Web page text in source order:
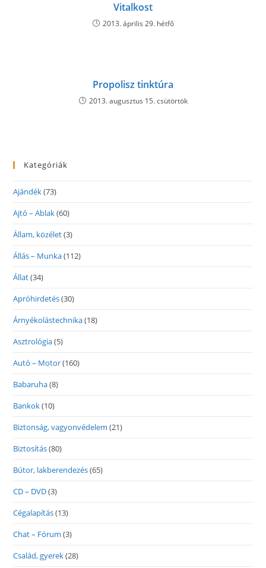
Vitalkost
2013. április 29. hétfő
Propolisz tinktúra
2013. augusztus 15. csütörtök
Kategóriák
Ajándék(73)
Ajtó – Ablak(60)
Állam, közélet(3)
Állás – Munka(112)
Állat(34)
Apróhirdetés(30)
Árnyékolástechnika(18)
Asztrológia(5)
Autó – Motor(160)
Babaruha(8)
Bankok(10)
Biztonság, vagyonvédelem (21)
Biztosítás(80)
Bútor, lakberendezés(65)
CD – DVD(3)
Cégalapítás(13)
Chat – Fórum (3)
Család, gyerek(28)